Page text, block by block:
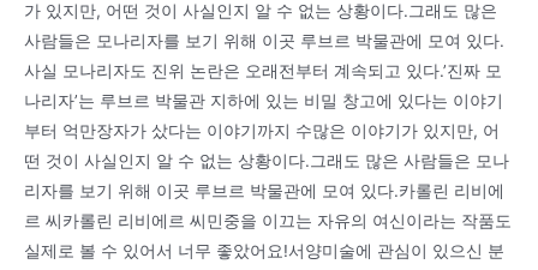
가 있지만, 어떤 것이 사실인지 알 수 없는 상황이다.그래도 많은
사람들은 모나리자를 보기 위해 이곳 루브르 박물관에 모여 있다.
사실 모나리자도 진위 논란은 오래전부터 계속되고 있다.’진짜 모
나리자’는 루브르 박물관 지하에 있는 비밀 창고에 있다는 이야기
부터 억만장자가 샀다는 이야기까지 수많은 이야기가 있지만, 어
떤 것이 사실인지 알 수 없는 상황이다.그래도 많은 사람들은 모나
리자를 보기 위해 이곳 루브르 박물관에 모여 있다.카롤린 리비에
르 씨카롤린 리비에르 씨민중을 이끄는 자유의 여신이라는 작품도
실제로 볼 수 있어서 너무 좋았어요!서양미술에 관심이 있으신 분